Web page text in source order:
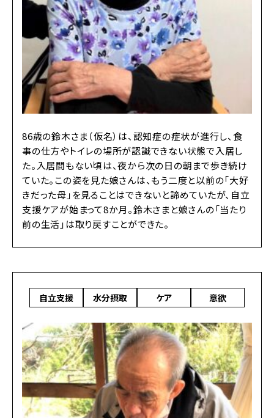
86歳の鈴木さま（仮名）は、認知症の症状が進行し、食
事の仕方やトイレの場所が認識できない状態で入居し
た。入居間もない頃は、夜から次の日の朝まで歩き続け
ていた。この姿を見た娘さんは、もう二度と以前の「大好
きだった母」を見ることはできないと諦めていたが、自立
支援ケアが始まって8か月。鈴木さまと娘さんの「当たり
前の生活」は取り戻すことができた。
自立支援 水分摂取 ケア 意欲